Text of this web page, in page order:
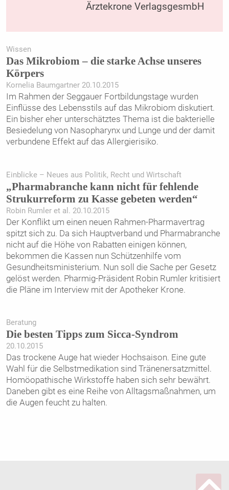
Ärztekrone VerlagsgesmbH
Wissen
Das Mikrobiom – die starke Achse unseres
Körpers
Kornelia Baumgartner 20.10.2015
Im Rahmen der Seggauer Fortbildungstage wurden
Einflüsse des Lebensstils auf das Mikrobiom diskutiert.
Ein bisher eher unterschätztes Thema ist die bakterielle
Besiedelung von Nasopharynx und Lunge und der damit
verbundene Effekt auf das Allergierisiko.
Einblicke – Neues aus Politik, Recht und Wirtschaft
„Pharmabranche kann nicht für fehlende
Strukurreform zu Kasse gebeten werden“
Robin Rumler et al. 20.10.2015
Der Konflikt um einen neuen Rahmen-Pharmavertrag
spitzt sich zu. Da sich Hauptverband und Pharmabranche
nicht auf die Höhe von Rabatten einigen können,
bekommen die Kassen nun Schützenhilfe vom
Gesundheitsministerium. Nun soll die Sache per Gesetz
gelöst werden. Pharmig-Präsident Robin Rumler kritisiert
die Pläne im Interview mit der Apotheker Krone.
Beratung
Die besten Tipps zum Sicca-Syndrom
20.10.2015
Das trockene Auge hat wieder Hochsaison. Eine gute
Wahl für die Selbstmedikation sind Tränenersatzmittel.
Homöopathische Wirkstoffe haben sich sehr bewährt.
Daneben gibt es eine Reihe von Alltagsmaßnahmen, um
die Augen feucht zu halten.